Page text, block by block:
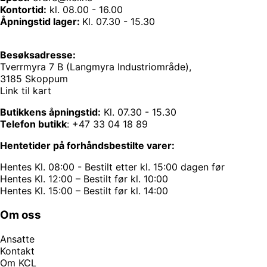
Kontortid: kl. 08.00 - 16.00
Åpningstid lager: Kl. 07.30 - 15.30
Besøksadresse:
Tverrmyra 7 B (Langmyra Industriområde),
3185 Skoppum
Link til kart
Butikkens åpningstid: Kl. 07.30 - 15.30
Telefon butikk: +47 33 04 18 89
Hentetider på forhåndsbestilte varer:
Hentes Kl. 08:00 - Bestilt etter kl. 15:00 dagen før
Hentes Kl. 12:00 – Bestilt før kl. 10:00
Hentes Kl. 15:00 – Bestilt før kl. 14:00
Om oss
Ansatte
Kontakt
Om KCL